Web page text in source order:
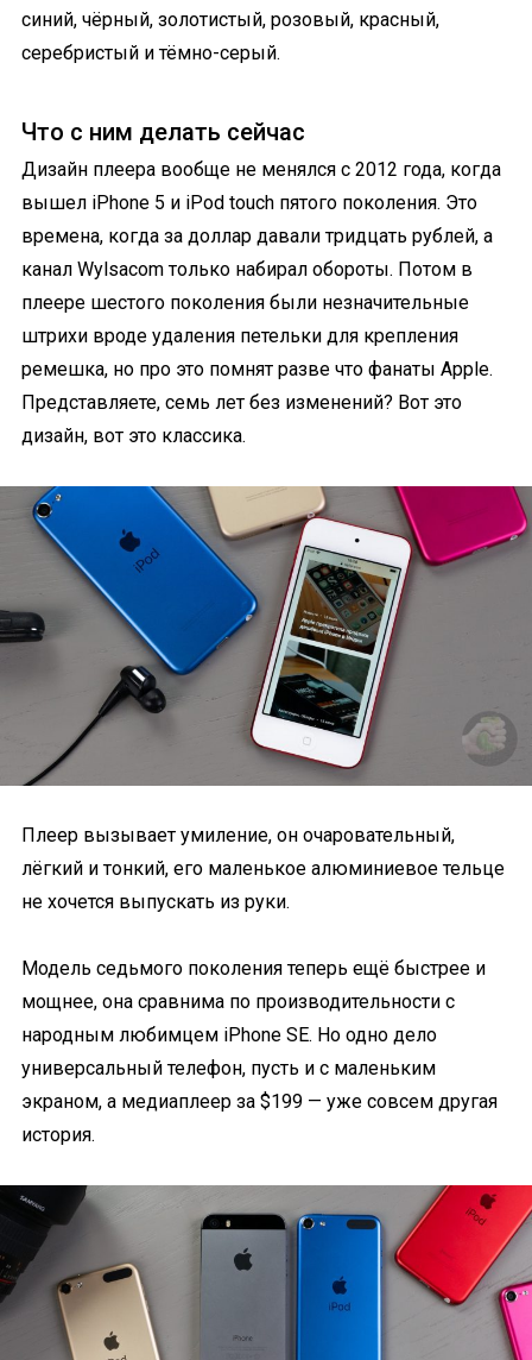
синий, чёрный, золотистый, розовый, красный,
серебристый и тёмно-серый.
Что с ним делать сейчас
Дизайн плеера вообще не менялся с 2012 года, когда
вышел iPhone 5 и iPod touch пятого поколения. Это
времена, когда за доллар давали тридцать рублей, а
канал Wylsacom только набирал обороты. Потом в
плеере шестого поколения были незначительные
штрихи вроде удаления петельки для крепления
ремешка, но про это помнят разве что фанаты Apple.
Представляете, семь лет без изменений? Вот это
дизайн, вот это классика.
Плеер вызывает умиление, он очаровательный,
лёгкий и тонкий, его маленькое алюминиевое тельце
не хочется выпускать из руки.
Модель седьмого поколения теперь ещё быстрее и
мощнее, она сравнима по производительности с
народным любимцем iPhone SE. Но одно дело
универсальный телефон, пусть и с маленьким
экраном, а медиаплеер за $199 — уже совсем другая
история.